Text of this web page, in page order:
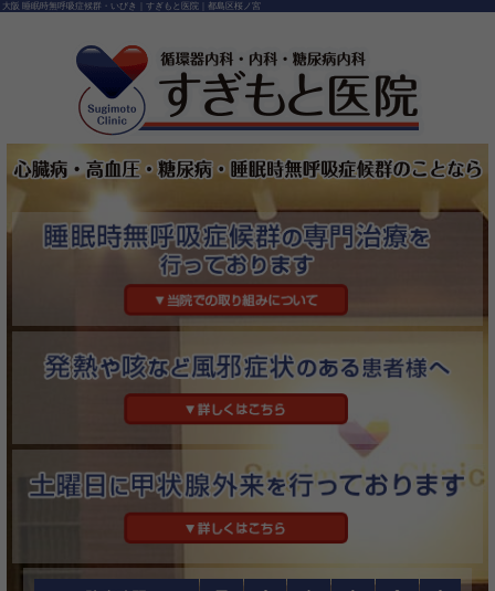
大阪 睡眠時無呼吸症候群・いびき｜すぎもと医院｜都島区桜ノ宮